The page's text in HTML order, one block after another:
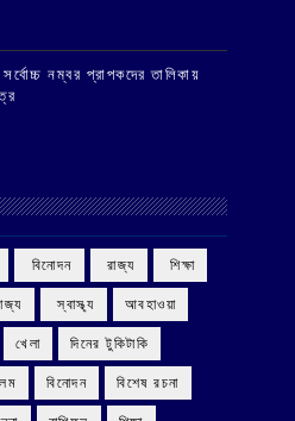
সর্বোচ্চ নম্বর প্রাপকদের তালিকায়
‌ বিনোদন ‌ রাজ্য ‌ শিক্ষা
‌ স্বাস্থ্য আবহাওয়া
খেলা দিনের টুকিটাকি
বিনোদন বিশেষ রচনা